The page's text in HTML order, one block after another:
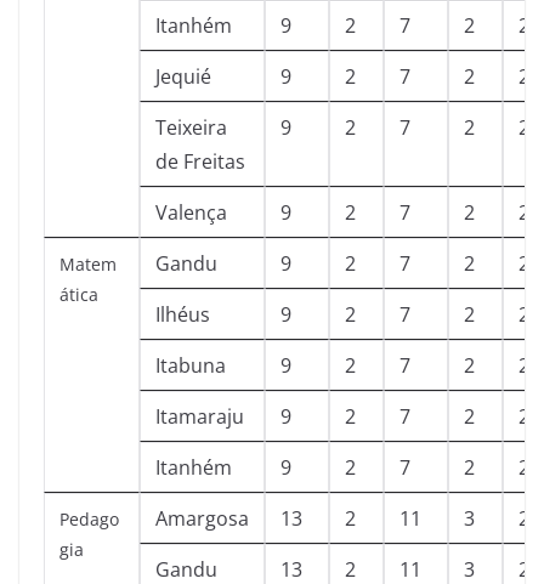
Itanhém
9 2 7 2
2
Jequié
9 2 7 2
2
Teixeira
de Freitas
9 2 7 2 2
Valença 9 2 7 2 2
Matem
ática
Gandu 9 2 7 2
2
Ilhéus
9 2 7 2
2
Itabuna
9 2 7 2
2
Itamaraju
9 2 7 2
2
Itanhém
9 2 7 2 2
Pedago
gia
Amargosa 13 2 11 3
2
Gandu
13 2 11 3
2